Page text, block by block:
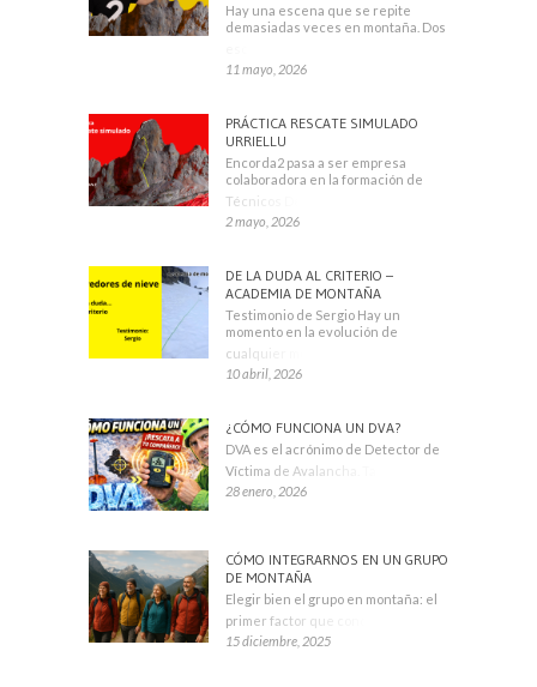
Hay una escena que se repite
demasiadas veces en montaña. Dos
11 mayo, 2026
PRÁCTICA RESCATE SIMULADO
URRIELLU
Encorda2 pasa a ser empresa
colaboradora en la formación de
Técnicos Deportivos
2 mayo, 2026
DE LA DUDA AL CRITERIO –
ACADEMIA DE MONTAÑA
Testimonio de Sergio Hay un
momento en la evolución de
cualquier montañero
10 abril, 2026
¿CÓMO FUNCIONA UN DVA?
DVA es el acrónimo de Detector de
Víctima de Avalancha. También se
28 enero, 2026
CÓMO INTEGRARNOS EN UN GRUPO
DE MONTAÑA
Elegir bien el grupo en montaña: el
primer factor que condiciona tu
15 diciembre, 2025